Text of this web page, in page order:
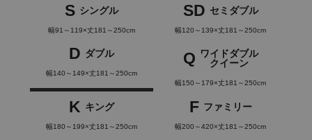
S シングル
幅91～119×丈181～250cm
SD セミダブル
幅120～139×丈181～250cm
D ダブル
幅140～149×丈181～250cm
Q ワイドダブル
クイーン
幅150～179×丈181～250cm
K キング
幅180～199×丈181～250cm
F ファミリー
幅200～420×丈181～250cm